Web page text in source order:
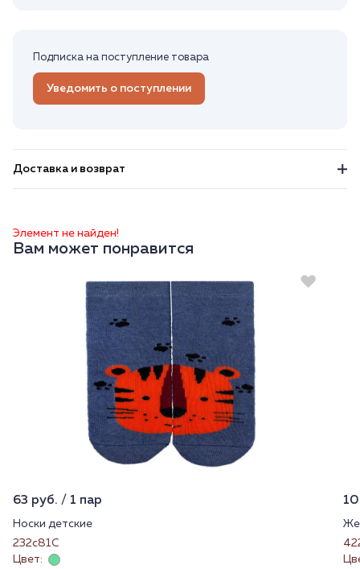
Подписка на поступление товара
Уведомить о поступлении
Доставка и возврат
Элемент не найден!
Вам может понравится
63 руб. / 1 пар
Носки детские
232с81С
Цвет: